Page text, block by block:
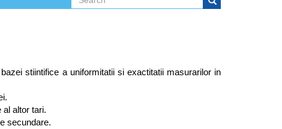
stiintifice a uniformitatii si exactitatii masurarilor in
al altor tari.
secundare.